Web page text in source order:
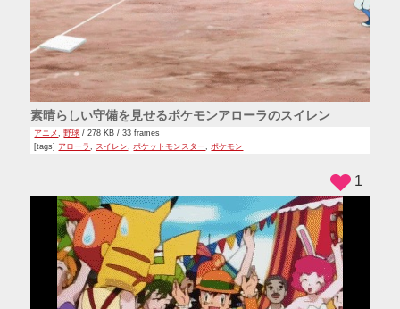
素晴らしい守備を見せるポケモンアローラのスイレン
アニメ,野球 / 278 KB / 33 frames
[tags] アローラ スイレン ポケットモンスター ポケモン
1